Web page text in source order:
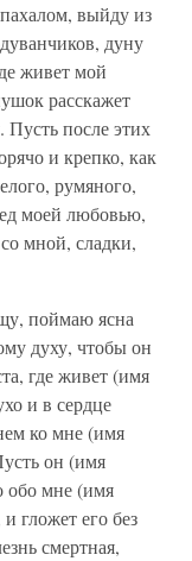
выйду из
дуну
живет мой
расскажет
после этих
и крепко, как
румяного,
моей любовью,
мной, сладки,
поймаю ясна
духу, чтобы он
где живет (имя
и в сердце
ко мне (имя
он (имя
обо мне (имя
гложет его без
смертная,